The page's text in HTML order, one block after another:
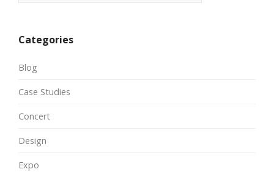
Categories
Blog
Case Studies
Concert
Design
Expo